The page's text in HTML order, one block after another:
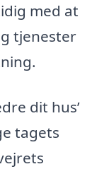
med at
tjenester
dit hus’
tagets